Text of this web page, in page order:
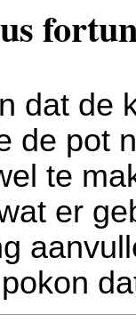
dat de
de pot
te
er